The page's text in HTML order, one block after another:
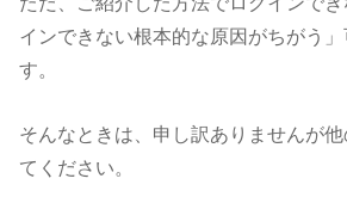
インできない根本的な原因がちがう」
す。
そんなときは、申し訳ありませんが
てください。